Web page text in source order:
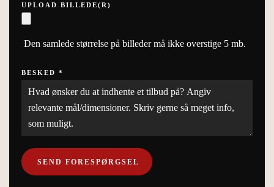
UPLOAD BILLEDE(R)
Den samlede størrelse på billeder må ikke overstige 5 mb.
BESKED *
SEND FORESPØRGSEL